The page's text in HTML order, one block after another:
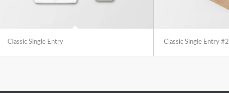
Classic Single Entry Classic Single Entry #2